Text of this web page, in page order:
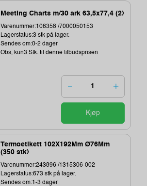
Meeting Charts m/30 ark 63,5x77,4 (2)
Varenummer:106358 /7000050153
Lagerstatus:3 stk på lager.
Sendes om:0-2 dager
Obs, kun3 Stk. til denne tilbudsprisen
Kjøp
Termoetikett 102X192Mm Ø76Mm
(350 stk)
Varenummer:243896 /1315306-002
Lagerstatus:673 stk på lager.
Sendes om:1-3 dager